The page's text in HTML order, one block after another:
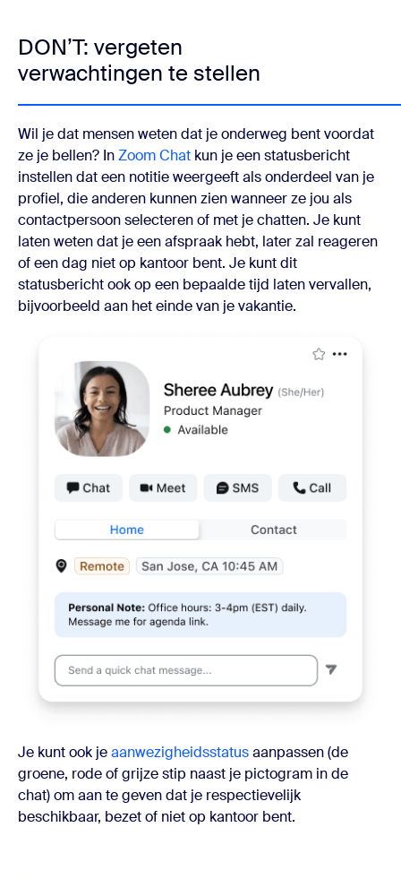
DON’T: vergeten
verwachtingen te stellen
Wil je dat mensen weten dat je onderweg bent voordat
ze je bellen? InZoom Chat kun je een statusbericht
instellen dat een notitie weergeeft als onderdeel van je
profiel, die anderen kunnen zien wanneer ze jou als
contactpersoon selecteren of met je chatten. Je kunt
laten weten dat je een afspraak hebt, later zal reageren
of een dag niet op kantoor bent. Je kunt dit
statusbericht ook op een bepaalde tijd laten vervallen,
bijvoorbeeld aan het einde van je vakantie.
Je kunt ook jeaanwezigheidsstatusaanpassen (de
groene, rode of grijze stip naast je pictogram in de
chat) om aan te geven dat je respectievelijk
beschikbaar, bezet of niet op kantoor bent.